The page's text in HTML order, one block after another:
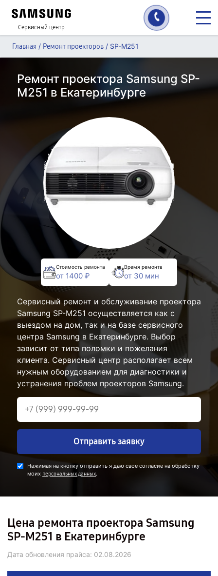
Сервисный центр
Главная / Ремонт проекторов / SP-M251
Ремонт проектора Samsung SP-
M251 в Екатеринбурге
Стоимость ремонта
от 1400 ₽
Время ремонта
от 30 мин
Сервисный ремонт и обслуживание проектора
Samsung SP-M251 осуществляется как с
выездом на дом, так и на базе сервисного
центра Samsung в Екатеринбурге. Выбор
зависит от типа поломки и пожелания
клиента. Сервисный центр располагает всем
нужным оборудованием для диагностики и
устранения проблем проекторов Samsung.
Отправить заявку
Нажимая на кнопку отправить я даю свое согласие на обработку
моих персональных данных.
Цена ремонта проектора Samsung
SP-M251 в Екатеринбурге
Дата обновления прайса: 02.08.2026